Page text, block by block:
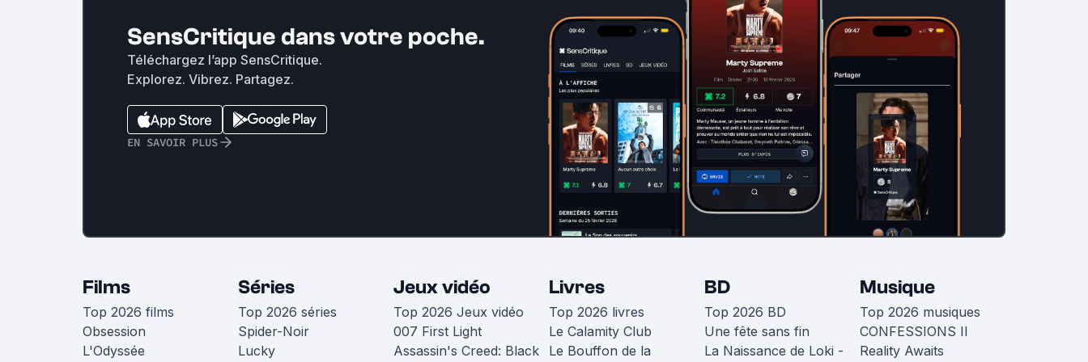
SensCritique dans votre poche.
Téléchargez l’app SensCritique.
Explorez. Vibrez. Partagez.
EN SAVOIR PLUS
Films
Top 2026 films
Obsession
L'Odyssée
Séries
Top 2026 séries
Spider-Noir
Lucky
Jeux vidéo
Top 2026 Jeux vidéo
007 First Light
Assassin's Creed: Black
Livres
Top 2026 livres
Le Calamity Club
Le Bouffon de la
BD
Top 2026 BD
Une fête sans fin
La Naissance de Loki -
Musique
Top 2026 musiques
CONFESSIONS II
Reality Awaits